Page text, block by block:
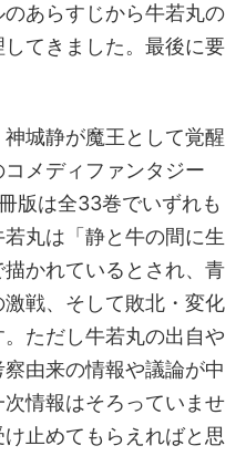
あらすじから牛若丸の
てきました。最後に要
城静が魔王として覚醒
メディファンタジー
版は全33巻でいずれも
丸は「静と牛の間に生
かれているとされ、青
戦、そして敗北・変化
ただし牛若丸の出自や
由来の情報や議論が中
情報はそろっていませ
止めてもらえればと思